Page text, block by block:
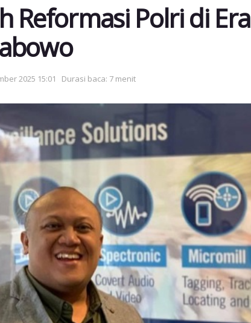
Reformasi Polri di Era
2025 15:01 Durasi baca: 7 menit